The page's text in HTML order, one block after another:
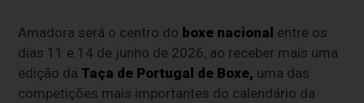
Amadora será o centro do boxe nacional entre os
dias 11 e 14 de junho de 2026, ao receber mais uma
edição daTaça de Portugal de Boxe, uma das
competições mais importantes do calendário da